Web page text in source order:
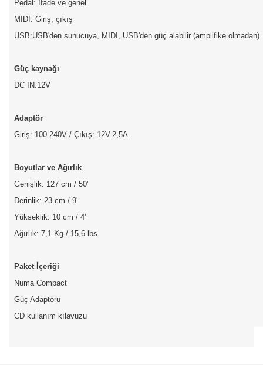
Pedal: İfade ve genel
MIDI: Giriş, çıkış
USB:USB'den sunucuya, MIDI, USB'den güç alabilir (amplifike olmadan)
Güç kaynağı
DC IN:12V
Adaptör
Giriş: 100-240V / Çıkış: 12V-2,5A
Boyutlar ve Ağırlık
Genişlik: 127 cm / 50'
Derinlik: 23 cm / 9'
Yükseklik: 10 cm / 4'
Ağırlık: 7,1 Kg / 15,6 lbs
Paket İçeriği
Numa Compact
Güç Adaptörü
CD kullanım kılavuzu